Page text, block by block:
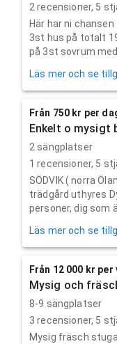
2 recensioner, 5
Här har ni
3st hus på totalt
på 3st sovrum med
Läs mer och se
Från 750 kr per
Enkelt o mysigt
2 sängplatser
1 recensioner, 5
SÖDVIK ( norra
trädgård uthyres
personer, dig som
Läs mer och se
Från 12 000 kr per
Mysig och
8-9 sängplatser
3 recensioner, 5
Mysig fräsch